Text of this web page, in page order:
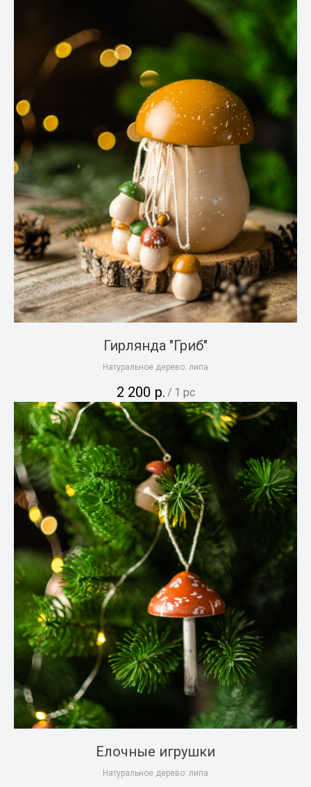
Гирлянда "Гриб"
Натуральное дерево: липа
2 200 р. / 1 pc
Елочные игрушки
Натуральное дерево: липа